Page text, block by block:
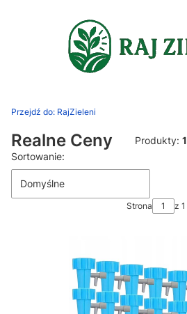
Przejdź do: RajZieleni
Realne Ceny Produkty: 1
Lista produktów
Sortowanie:
Domyślne
Strona z 1